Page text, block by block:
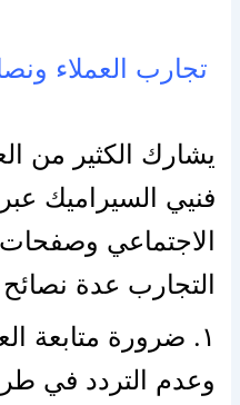
تجارب العملاء
يشارك الكثير من
فنيي السيراميك
الاجتماعي وصفحات
التجارب عدة
١. ضرورة متابعة
وعدم التردد في